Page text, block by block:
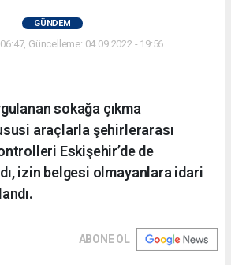
GÜNDEM
Güncelleme: 04.09.2022 - 19:56
sokağa çıkma
araçlarla şehirlerarası
Eskişehir’de de
izin belgesi olmayanlara idari
ABONE OL